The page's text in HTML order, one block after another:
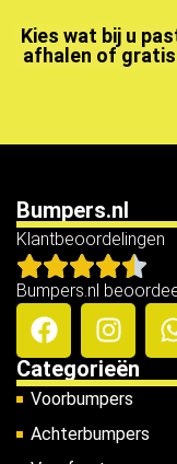
Kies wat bij u
afhalen of
Bumpers.nl
Klantbeoordelingen
Bumpers.nl
Categorieën
Voorbumpers
Achterbumpers